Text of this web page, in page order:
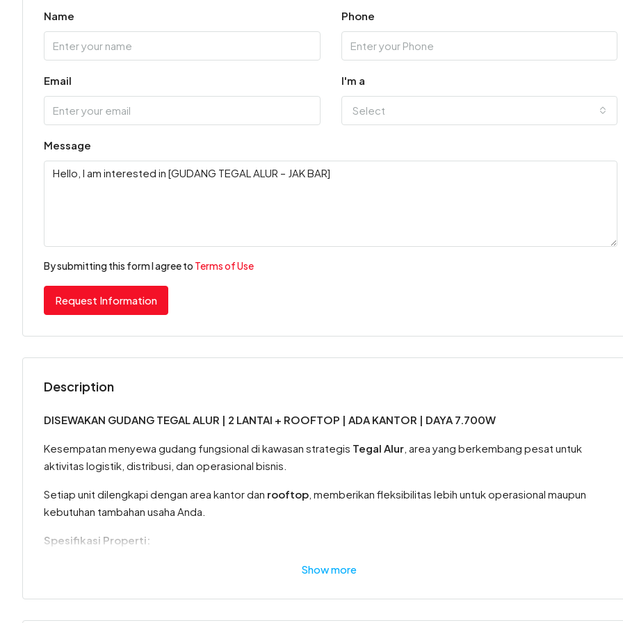
Name Phone
Email I'm a
Select
Message
By submitting this form I agree to Terms of Use
Request Information
Description
DISEWAKAN GUDANG TEGAL ALUR | 2 LANTAI + ROOFTOP | ADA KANTOR | DAYA 7.700W
Kesempatan menyewa gudang fungsional di kawasan strategis Tegal Alur , area yang berkembang pesat untuk
aktivitas logistik, distribusi, dan operasional bisnis.
Setiap unit dilengkapi dengan area kantor dan rooftop , memberikan fleksibilitas lebih untuk operasional maupun
kebutuhan tambahan usaha Anda.
Spesifikasi Properti:
Luas Bangunan: ±687 m²
Show more